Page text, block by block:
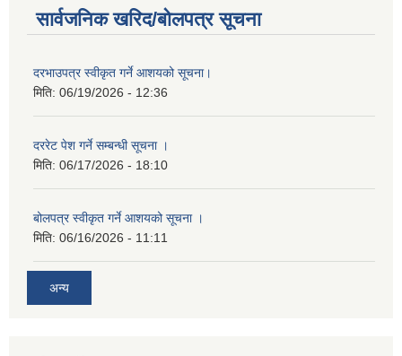
सार्वजनिक खरिद/बोलपत्र सूचना
दरभाउपत्र स्वीकृत गर्ने आशयको सूचना।
मिति: 06/19/2026 - 12:36
दररेट पेश गर्ने सम्बन्धी सूचना ।
मिति: 06/17/2026 - 18:10
बोलपत्र स्वीकृत गर्ने आशयको सूचना ।
मिति: 06/16/2026 - 11:11
अन्य